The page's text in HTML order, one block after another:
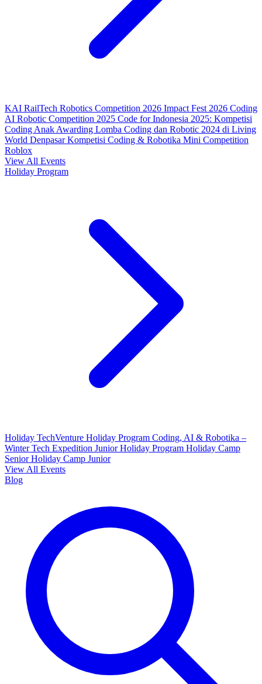
KAI RailTech Robotics Competition 2026 Impact Fest 2026 Coding
AI Robotic Competition 2025 Code for Indonesia 2025: Kompetisi
Coding Anak Awarding Lomba Coding dan Robotic 2024 di Living
World DenpasarKompetisi Coding & Robotika Mini Competition
Roblox
View All Events
Holiday Program
Holiday TechVenture Holiday Program Coding, AI & Robotika –
Winter Tech Expedition Junior Holiday Program Holiday Camp
SeniorHoliday Camp Junior
View All Events
Blog